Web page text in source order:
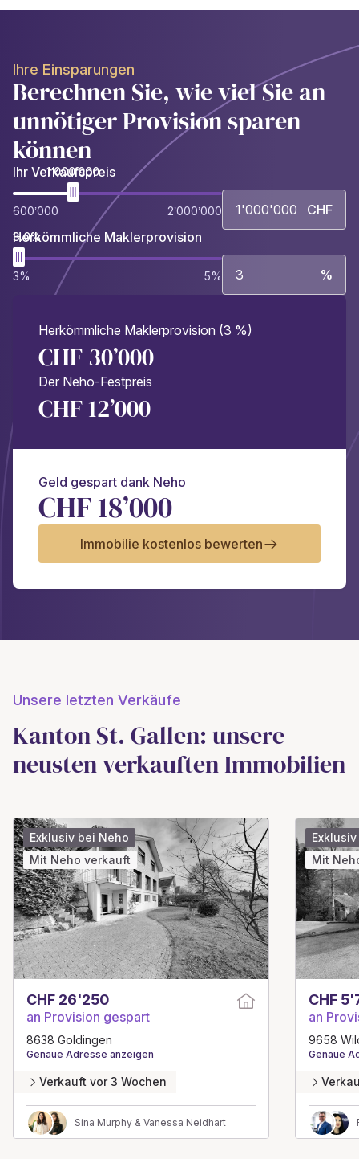
Ihre Einsparungen
Berechnen Sie, wie viel Sie an
unnötiger Provision sparen
können
Ihr Verkaufspreis
1’000’000
600’000 2’000’000
CHF
Herkömmliche Maklerprovision
3.0%
3% 5% %
Herkömmliche Maklerprovision (3 %)
CHF 30’000
Der Neho-Festpreis
CHF 12’000
Geld gespart dank Neho
CHF 18’000
Immobilie kostenlos bewerten
Unsere letzten Verkäufe
Kanton St. Gallen: unsere
neusten verkauften Immobilien
CHF 26'250
an Provision gespart
8638 Goldingen
Genaue Adresse anzeigen
Verkauft vor 3 Wochen
Sina Murphy & Vanessa Neidhart
Exklusiv bei Neho
Mit Neho verkauft
CHF
an
9658
Genaue
Mit